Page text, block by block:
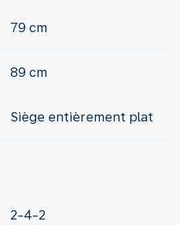
79 cm
89 cm
Siège entièrement plat
2-4-2